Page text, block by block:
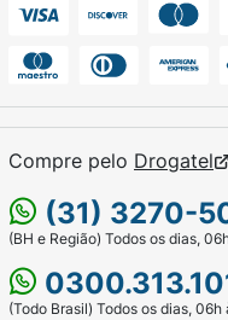
Compre pelo Drogatel
(31) 3270-
(BH e Região) Todos os dias,
(Todo Brasil) Todos os dias, 06h